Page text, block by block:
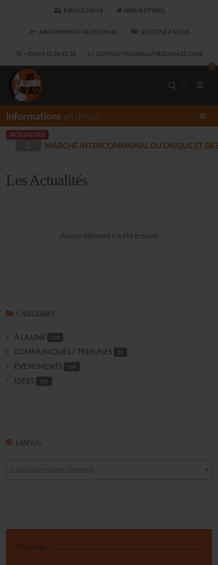
ESPACE PRIVÉ NEWSLETTERS
ABONNEMENT AU JOURNAL SOUTENEZ-NOUS
+33(0)2 43 28 31 30 CONTACT@LESALLUMESDUJAZZ.COM
0
Informations en direct
ACTUALITÉS
ENREGISTRÉES - PLOUARET (2025-12-17)
Les Actualités
Aucun élément n'a été trouvé.
CATÉGORIES
À LA UNE 241
COMMUNIQUÉS / TRIBUNES 26
EVENEMENTS 269
IDÉES 195
LABEL(S)
Newsletter